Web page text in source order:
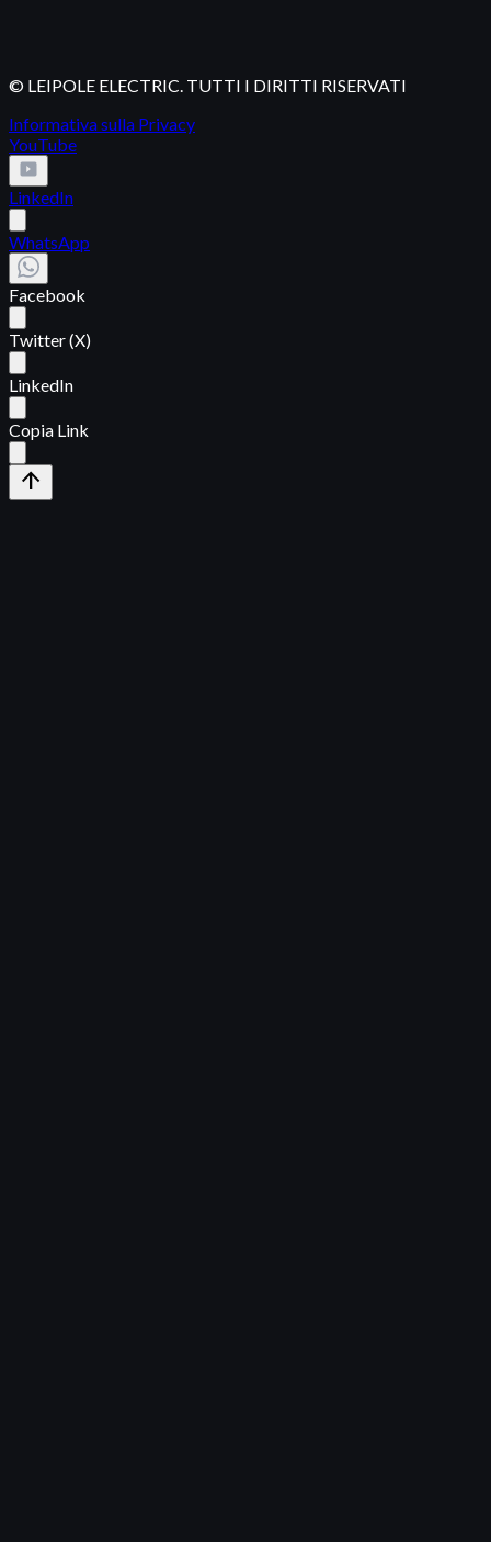
© LEIPOLE ELECTRIC. TUTTI I DIRITTI RISERVATI
Informativa sulla Privacy
YouTube
LinkedIn
WhatsApp
Facebook
Twitter (X)
LinkedIn
Copia Link
arrow_upward